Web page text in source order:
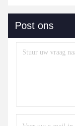
Post ons